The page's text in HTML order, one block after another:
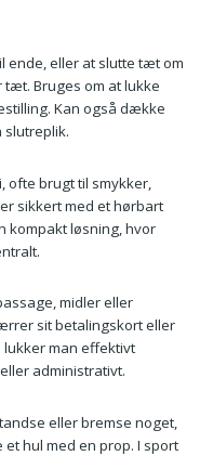
ende, eller at slutte tæt om
Bruges om at lukke
Kan også dække
slutreplik.
ofte brugt til smykker,
sikkert med et hørbart
kompakt løsning, hvor
midler eller
sit betalingskort eller
man effektivt
administrativt.
eller bremse noget,
hul med en prop. I sport